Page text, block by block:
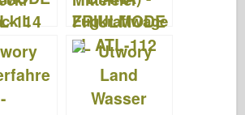
L
–
Zugkraftwage
n 5t ( Sd. Kfz.
6-6/2 –
DIANA) –
FRIULMODE